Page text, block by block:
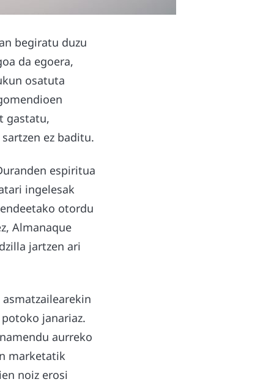
begiratu duzu
da egoera,
osatuta
gastatu,
ez baditu.
espiritua
ingelesak
otordu
Almanaque
jartzen ari
janariaz.
aurreko
marketatik
noiz erosi